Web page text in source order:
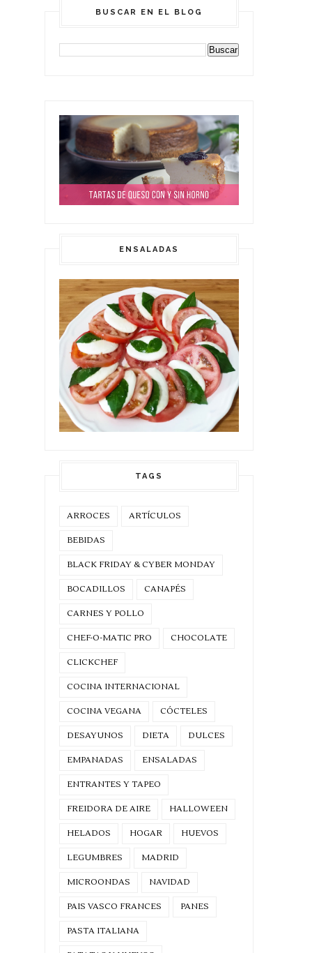
BUSCAR EN EL BLOG
ENSALADAS
TAGS
ARROCES ARTÍCULOS
BEBIDAS
BLACK FRIDAY & CYBER MONDAY
BOCADILLOS CANAPÉS
CARNES Y POLLO
CHEF-O-MATIC PRO CHOCOLATE
CLICKCHEF
COCINA INTERNACIONAL
COCINA VEGANA CÓCTELES
DESAYUNOS DIETA DULCES
EMPANADAS ENSALADAS
ENTRANTES Y TAPEO
FREIDORA DE AIRE HALLOWEEN
HELADOS HOGAR HUEVOS
LEGUMBRES MADRID
MICROONDAS NAVIDAD
PAIS VASCO FRANCES PANES
PASTA ITALIANA